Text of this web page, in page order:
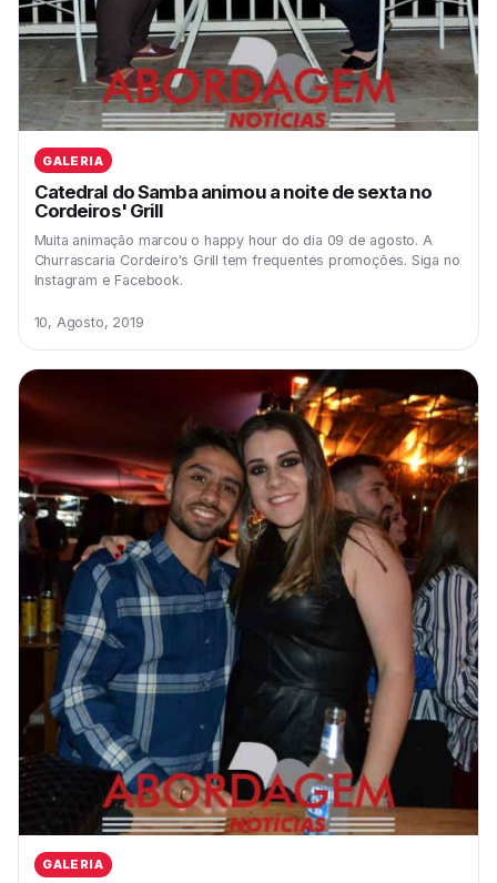
GALERIA
Catedral do Samba animou a noite de sexta no
Cordeiros' Grill
Muita animação marcou o happy hour do dia 09 de agosto. A
Churrascaria Cordeiro's Grill tem frequentes promoções. Siga no
Instagram e Facebook.
10, Agosto, 2019
GALERIA